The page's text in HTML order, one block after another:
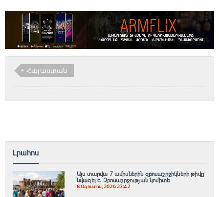
Հայաստան
Լրահոս
Այս տարվա 7 ամիսներին զբոսաշրջիկների թիվը
նվազել է. Զբոսաշրջության կոմիտե
8 Օգոստոս, 2026 23:42